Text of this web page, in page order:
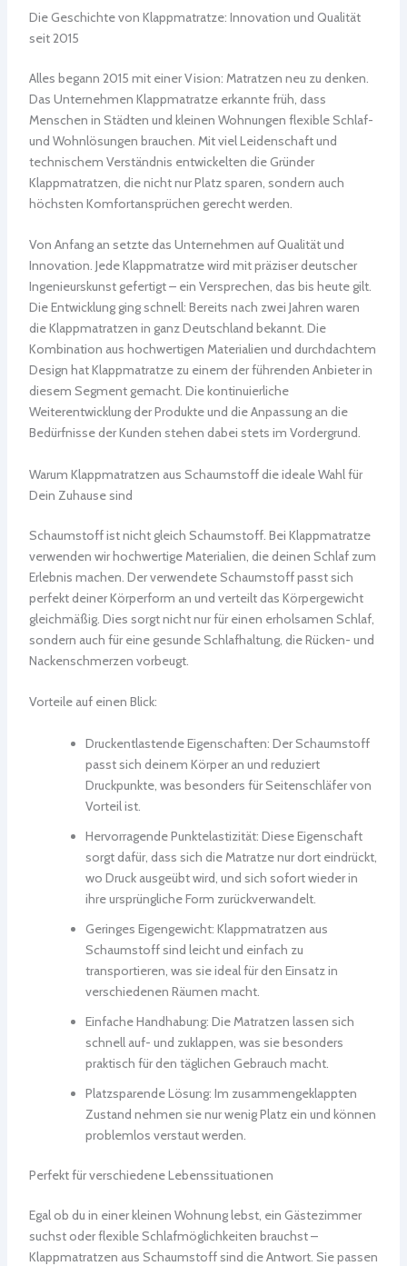
Die Geschichte von Klappmatratze: Innovation und Qualität
seit 2015
Alles begann 2015 mit einer Vision: Matratzen neu zu denken.
Das Unternehmen Klappmatratze erkannte früh, dass
Menschen in Städten und kleinen Wohnungen flexible Schlaf-
und Wohnlösungen brauchen. Mit viel Leidenschaft und
technischem Verständnis entwickelten die Gründer
Klappmatratzen, die nicht nur Platz sparen, sondern auch
höchsten Komfortansprüchen gerecht werden.
Von Anfang an setzte das Unternehmen auf Qualität und
Innovation. Jede Klappmatratze wird mit präziser deutscher
Ingenieurskunst gefertigt – ein Versprechen, das bis heute gilt.
Die Entwicklung ging schnell: Bereits nach zwei Jahren waren
die Klappmatratzen in ganz Deutschland bekannt. Die
Kombination aus hochwertigen Materialien und durchdachtem
Design hat Klappmatratze zu einem der führenden Anbieter in
diesem Segment gemacht. Die kontinuierliche
Weiterentwicklung der Produkte und die Anpassung an die
Bedürfnisse der Kunden stehen dabei stets im Vordergrund.
Warum Klappmatratzen aus Schaumstoff die ideale Wahl für
Dein Zuhause sind
Schaumstoff ist nicht gleich Schaumstoff. Bei Klappmatratze
verwenden wir hochwertige Materialien, die deinen Schlaf zum
Erlebnis machen. Der verwendete Schaumstoff passt sich
perfekt deiner Körperform an und verteilt das Körpergewicht
gleichmäßig. Dies sorgt nicht nur für einen erholsamen Schlaf,
sondern auch für eine gesunde Schlafhaltung, die Rücken- und
Nackenschmerzen vorbeugt.
Vorteile auf einen Blick:
Druckentlastende Eigenschaften: Der Schaumstoff
passt sich deinem Körper an und reduziert
Druckpunkte, was besonders für Seitenschläfer von
Vorteil ist.
Hervorragende Punktelastizität: Diese Eigenschaft
sorgt dafür, dass sich die Matratze nur dort eindrückt,
wo Druck ausgeübt wird, und sich sofort wieder in
ihre ursprüngliche Form zurückverwandelt.
Geringes Eigengewicht: Klappmatratzen aus
Schaumstoff sind leicht und einfach zu
transportieren, was sie ideal für den Einsatz in
verschiedenen Räumen macht.
Einfache Handhabung: Die Matratzen lassen sich
schnell auf- und zuklappen, was sie besonders
praktisch für den täglichen Gebrauch macht.
Platzsparende Lösung: Im zusammengeklappten
Zustand nehmen sie nur wenig Platz ein und können
problemlos verstaut werden.
Perfekt für verschiedene Lebenssituationen
Egal ob du in einer kleinen Wohnung lebst, ein Gästezimmer
suchst oder flexible Schlafmöglichkeiten brauchst –
Klappmatratzen aus Schaumstoff sind die Antwort. Sie passen